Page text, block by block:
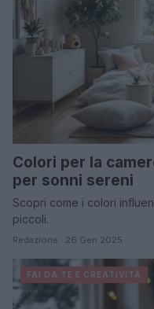
Colori per la
per sonni sereni
Scopri come i colori
piccoli.
Redazione · 26 Gen 2025
FAI DA TE E CREATIVITÀ